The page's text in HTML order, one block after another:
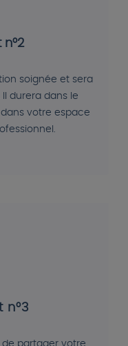
n°2
soignée et sera
durera dans le
votre espace
n°3